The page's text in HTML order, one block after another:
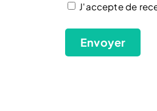
J'accepte de
Envoyer